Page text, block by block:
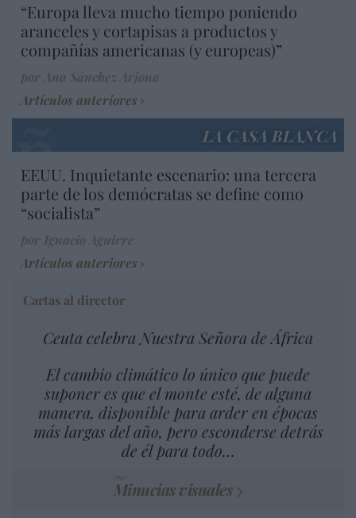
“Europa lleva mucho tiempo poniendo
aranceles y cortapisas a productos y
compañías americanas (y europeas)”
Artículos anteriores
LA CASA BLANCA
EEUU. Inquietante escenario: una tercera
parte de los demócratas se define como
“socialista”
Artículos anteriores
Cartas al director
Ceuta celebra Nuestra Señora de África
El cambio climático lo único que puede
suponer es que el monte esté, de alguna
manera, disponible para arder en épocas
más largas del año, pero esconderse detrás
de él para todo…
Minucias visuales